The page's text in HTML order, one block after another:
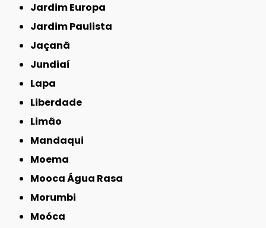
Jardim Europa
Jardim Paulista
Jaçanã
Jundiaí
Lapa
Liberdade
Limão
Mandaqui
Moema
Mooca Água Rasa
Morumbi
Moóca